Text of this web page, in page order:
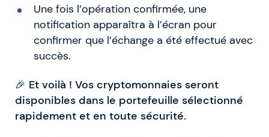
Une fois l’opération confirmée, une
notification apparaîtra à l’écran pour
confirmer que l’échange a été effectué avec
succès.
🎉 Et voilà ! Vos cryptomonnaies seront
disponibles dans le portefeuille sélectionné
rapidement et en toute sécurité.